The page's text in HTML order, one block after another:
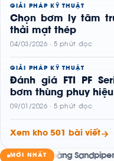
GIẢI PHÁP KỸ THUẬT
Chọn bơm ly tâm
thải mạt thép
04/03/2026 · 5 phút đọc
GIẢI PHÁP KỸ THUẬT
Đánh giá FTI PF
bơm thùng phuy
09/01/2026 · 5 phút đọc
Xem kho 501 bài viết
MỚI NHẤT
màng Sandpiper cho hệ